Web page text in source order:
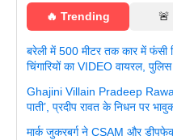
🔥 Trending 🚨
बरेली में 500 मीटर तक कार में फंसी
चिंगारियों का VIDEO वायरल,
Ghajini Villain Pradeep
पाती’, प्रदीप रावत के निधन पर
मार्क जुकरबर्ग ने CSAM और डीपफेक